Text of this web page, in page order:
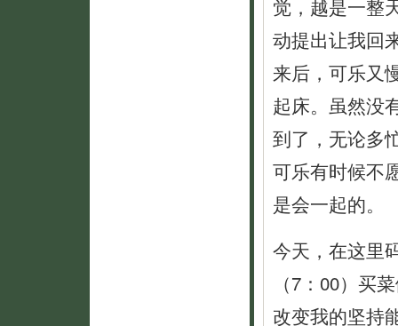
觉，越是一整
动提出让我回
来后，可乐又
起床。虽然没
到了，无论多
可乐有时候不
是会一起的。
今天，在这里
（7：00）买
改变我的坚持